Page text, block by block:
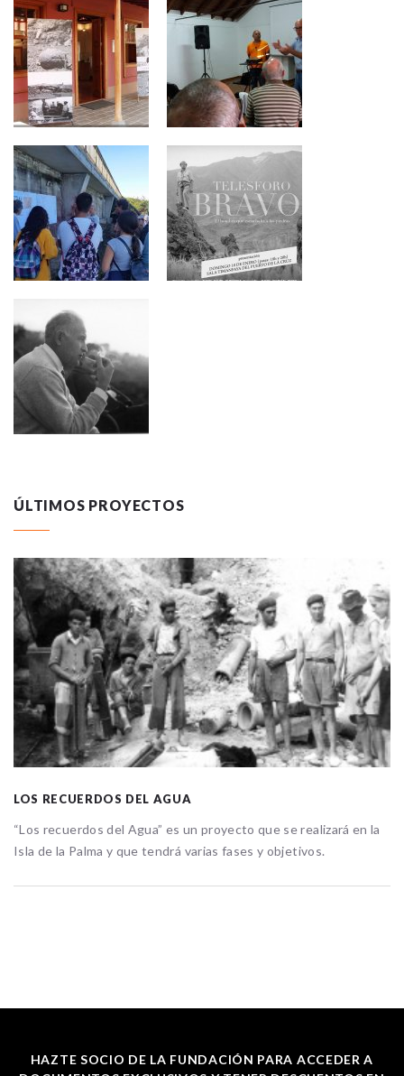
ÚLTIMOS PROYECTOS
LOS RECUERDOS DEL AGUA
“Los recuerdos del Agua” es un proyecto que se realizará en la
Isla de la Palma y que tendrá varias fases y objetivos.
HAZTE SOCIO DE LA FUNDACIÓN PARA ACCEDER A